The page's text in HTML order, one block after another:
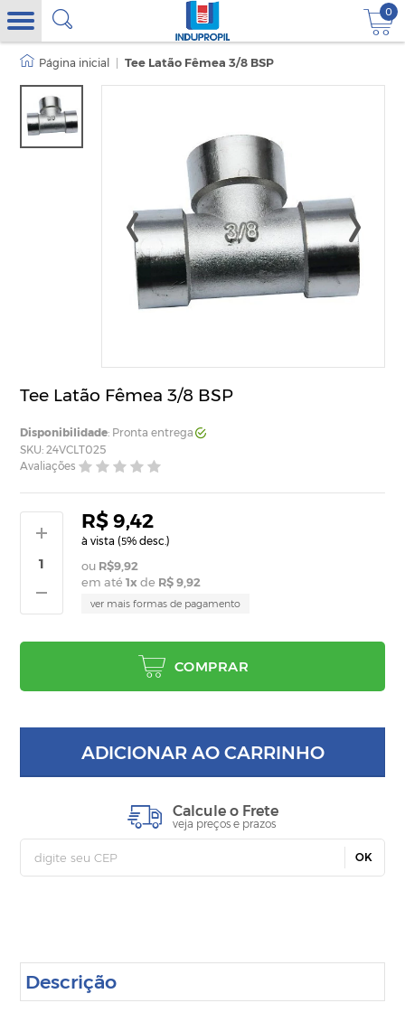
0
Tee Latão Fêmea 3/8 BSP
Tee Latão Fêmea 3/8 BSP
Disponibilidade: Pronta entrega
SKU: 24VCLT025
Avaliações
R$ 9,42
à vista (5% desc.)
R$9,92
em até1x de R$ 9,92
ver mais formas de pagamento
COMPRAR
ADICIONAR AO CARRINHO
Calcule o Frete
veja preços e prazos
OK
Descrição